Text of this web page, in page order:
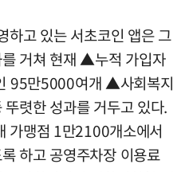
하고 있는 서초코인 앱은 그
거쳐 현재 ▲누적 가입자
95만5000여개 ▲사회복지
렷한 성과를 거두고 있다.
가맹점 1만2100개소에서
하고 공영주차장 이용료